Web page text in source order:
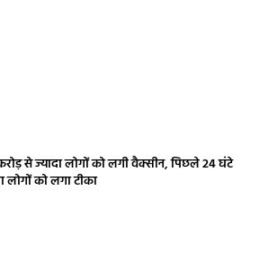
से ज्यादा लोगों को लगी वैक्सीन, पिछले 24 घंटे
लोगों को लगा टीका